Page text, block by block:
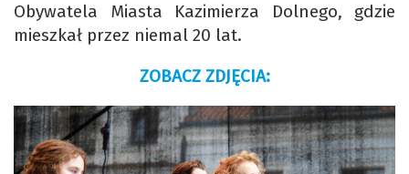
Obywatela Miasta Kazimierza Dolnego, gdzie
mieszkał przez niemal 20 lat.
ZOBACZ ZDJĘCIA: